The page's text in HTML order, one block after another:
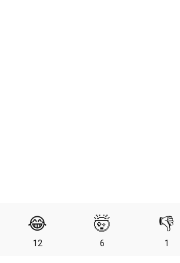
😂
12
🤯
6
👎
1